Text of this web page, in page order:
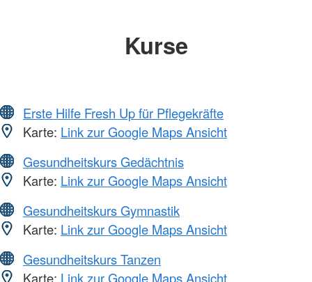
Kurse
Erste Hilfe Fresh Up für Pflegekräfte
Karte: Link zur Google Maps Ansicht
Gesundheitskurs Gedächtnis
Karte: Link zur Google Maps Ansicht
Gesundheitskurs Gymnastik
Karte: Link zur Google Maps Ansicht
Gesundheitskurs Tanzen
Karte: Link zur Google Maps Ansicht